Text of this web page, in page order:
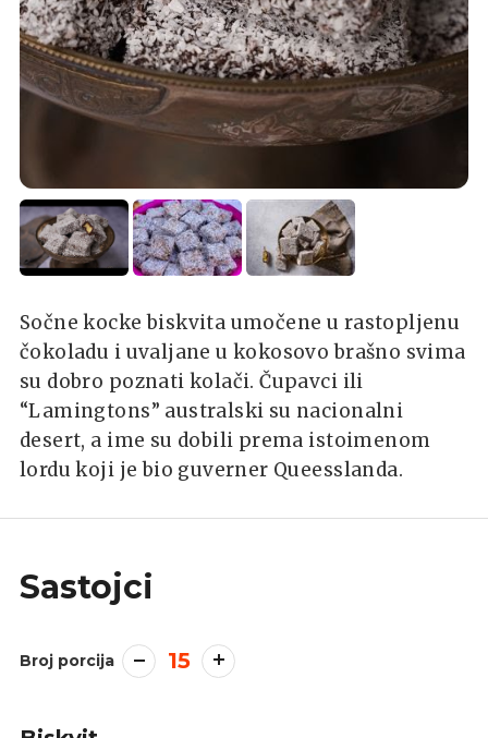
Sočne kocke biskvita umočene u rastopljenu
čokoladu i uvaljane u kokosovo brašno svima
su dobro poznati kolači. Čupavci ili
“Lamingtons” australski su nacionalni
desert, a ime su dobili prema istoimenom
lordu koji je bio guverner Queesslanda.
Sastojci
Broj porcija 15